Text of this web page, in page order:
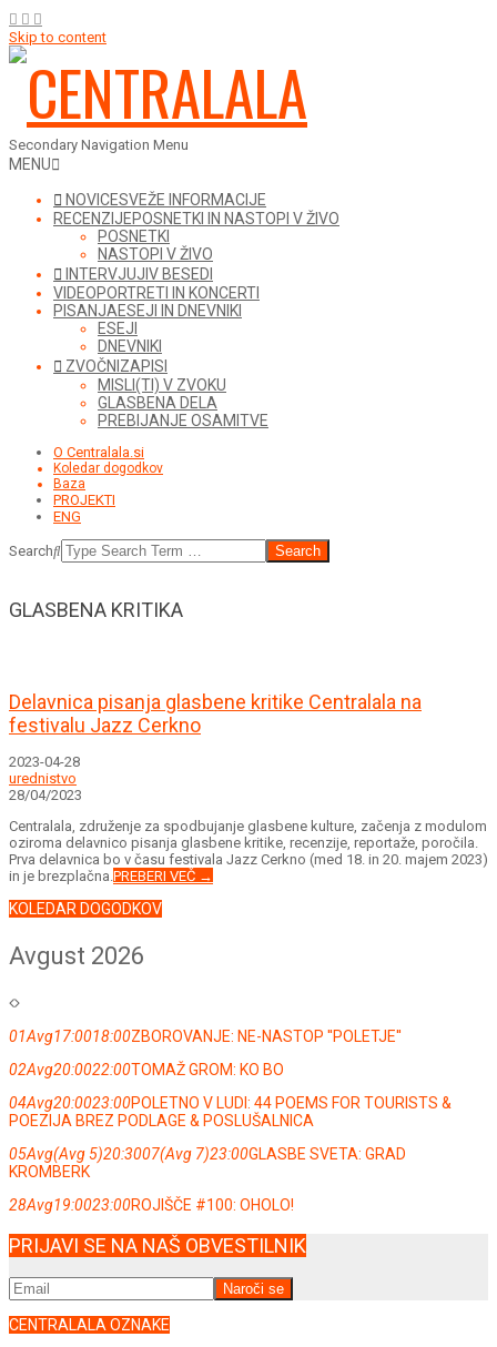
Skip to content
Secondary Navigation Menu
MENU
NOVICESVEŽE INFORMACIJE
RECENZIJEPOSNETKI IN NASTOPI V ŽIVO
POSNETKI
NASTOPI V ŽIVO
INTERVJUJI V BESEDI
VIDEOPORTRETI IN KONCERTI
PISANJAESEJI IN DNEVNIKI
ESEJI
DNEVNIKI
ZVOČNI ZAPISI
MISLI(TI) V ZVOKU
GLASBENA DELA
PREBIJANJE OSAMITVE
O Centralala.si
Koledar dogodkov
Baza
PROJEKTI
ENG
Search
GLASBENA KRITIKA
Delavnica pisanja glasbene kritike Centralala na
festivalu Jazz Cerkno
2023-04-28
urednistvo
28/04/2023
Centralala, združenje za spodbujanje glasbene kulture, začenja z modulom
oziroma delavnico pisanja glasbene kritike, recenzije, reportaže, poročila.
Prva delavnica bo v času festivala Jazz Cerkno (med 18. in 20. majem 2023)
in je brezplačna. PREBERI VEČ →
KOLEDAR DOGODKOV
Avgust 2026
01Avg17:0018:00ZBOROVANJE: NE-NASTOP ''POLETJE''
02Avg20:0022:00TOMAŽ GROM: KO BO
04Avg20:0023:00POLETNO V LUDI: 44 POEMS FOR TOURISTS &
POEZIJA BREZ PODLAGE & POSLUŠALNICA
05Avg(Avg 5)20:3007(Avg 7)23:00GLASBE SVETA: GRAD
KROMBERK
28Avg19:0023:00ROJIŠČE #100: OHOLO!
PRIJAVI SE NA NAŠ OBVESTILNIK
CENTRALALA OZNAKE